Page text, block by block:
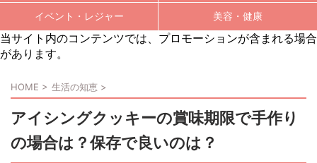
イベント・レジャー 美容・健康
当サイト内のコンテンツでは、プロモーションが含まれる場合
があります。
HOME > 生活の知恵 >
アイシングクッキーの賞味期限で手作り
の場合は？保存で良いのは？